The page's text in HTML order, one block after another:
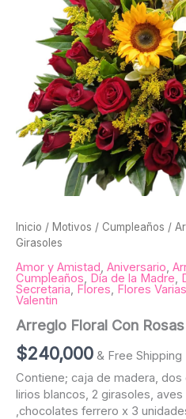
Inicio / Motivos / Cumpleaños /
Girasoles
Amor y Amistad, Aniversario,
Cumpleaños, Día de la Madre,
Secretaria, Flores, Flores Varias
Valentin
Arreglo Floral Con
$240,000 & Free Shipping
Contiene; caja de madera,
lirios blancos, 2 girasoles,
,chocolates ferrero x 3